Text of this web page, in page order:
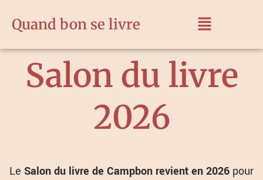
contenu
Quand bon se livre Menu
Salon du livre
2026
Le Salon du livre de Campbon revient en 2026 pour